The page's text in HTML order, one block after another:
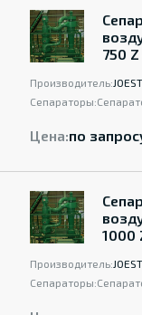
750
Производитель:
Сепараторы:
Цена:по
1000
Производитель:
Сепараторы: